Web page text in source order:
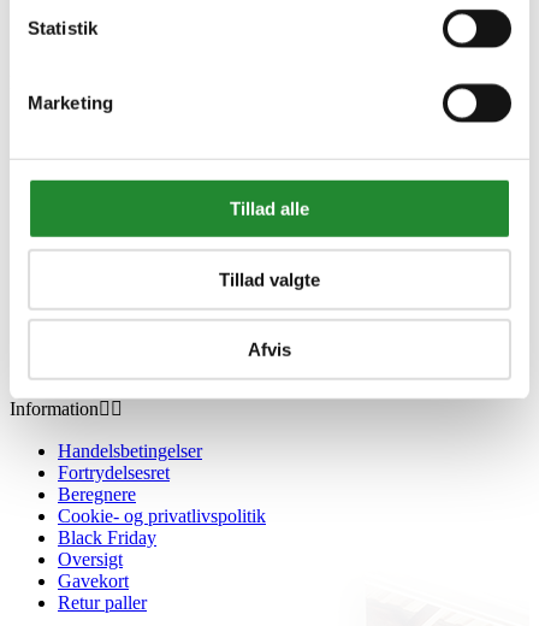
Statistik
Marketing
Tillad alle
Tillad valgte
Afvis
360000644
Information 
Handelsbetingelser
Fortrydelsesret
Beregnere
Cookie- og privatlivspolitik
Black Friday
Oversigt
Gavekort
Retur paller